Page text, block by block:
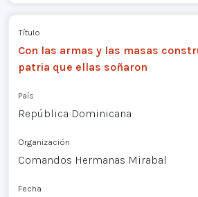
Título
Con las armas y las masas
patria que ellas soñaron
País
República Dominicana
Organización
Comandos Hermanas Mirabal
Fecha